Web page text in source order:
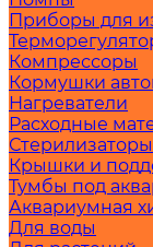
Приборы для
Компрессоры
Кормушки
Нагреватели
Расходные
Стерилизаторы
Крышки и
Тумбы под
Аквариумная
Для воды